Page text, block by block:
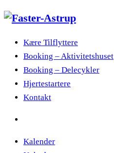
Kære Tilflyttere
Booking – Aktivitetshuset
Booking – Delecykler
Hjertestartere
Kontakt
Kalender